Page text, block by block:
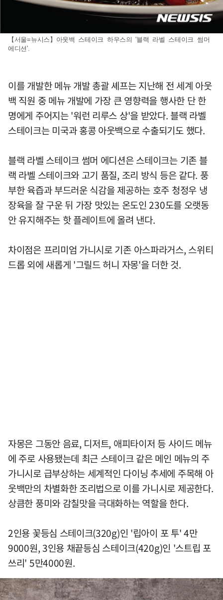
【서울=뉴시스】아웃백 스테이크 하우스의 '블랙 라벨 스테이크 썸머
에디션'.
이를 개발한 메뉴 개발 총괄 셰프는 지난해 전 세계 아웃
백 직원 중 메뉴 개발에 가장 큰 영향력을 행사한 단 한
명에게 주어지는 '워런 리루스 상'을 받았다. 블랙 라벨
스테이크는 미국과 홍콩 아웃백으로 수출되기도 했다.
블랙 라벨 스테이크 썸머 에디션은 스테이크는 기존 블
랙 라벨 스테이크와 고기 품질, 조리 방식 등은 같다. 풍
부한 육즙과 부드러운 식감을 제공하는 호주 청정우 냉
장육을 잘 구운 뒤 가장 맛있는 온도인 230도를 오랫동
안 유지해주는 핫 플레이트에 올려 낸다.
차이점은 프리미엄 가니시로 기존 아스파라거스, 스위티
드롭 외에 새롭게 '그릴드 허니 자몽'을 더한 것.
자몽은 그동안 음료, 디저트, 애피타이저 등 사이드 메뉴
에 주로 사용됐는데 최근 스테이크 같은 메인 메뉴의 주
가니시로 급부상하는 세계적인 다이닝 추세에 주목해 아
웃백만의 차별화한 조리법으로 이를 가니시로 제공한다.
상큼한 풍미와 감칠맛을 극대화하는 역할을 한다.
2인용 꽃등심 스테이크(320g)인 '립아이 포 투' 4만
9000원, 3인용 채끝등심 스테이크(420g)인 '스트립 포
쓰리' 5만4000원.